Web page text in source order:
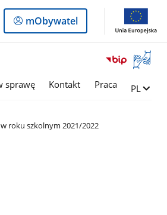
Logowanie
do
mObywatel
Otwórz
okno
sprawę Kontakt Praca Zmień
PL
roku szkolnym 2021/2022